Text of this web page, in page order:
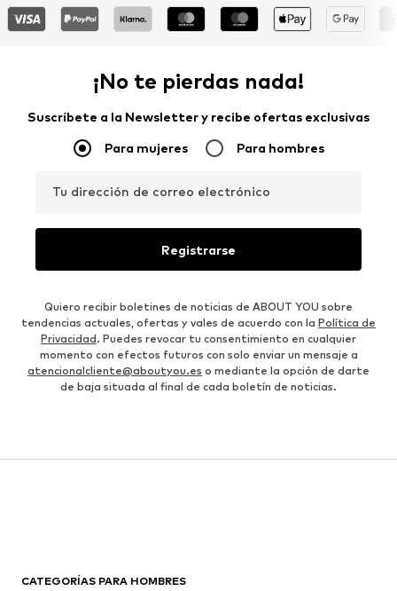
¡No te pierdas nada!
Suscríbete a la Newsletter y recibe ofertas exclusivas
Para mujeres Para hombres
Tu dirección de correo electrónico
Registrarse
Quiero recibir boletines de noticias de ABOUT YOU sobre
tendencias actuales, ofertas y vales de acuerdo con la Política de
Privacidad. Puedes revocar tu consentimiento en cualquier
momento con efectos futuros con solo enviar un mensaje a
atencionalcliente@aboutyou.es o mediante la opción de darte
de baja situada al final de cada boletín de noticias.
CATEGORÍAS PARA HOMBRES